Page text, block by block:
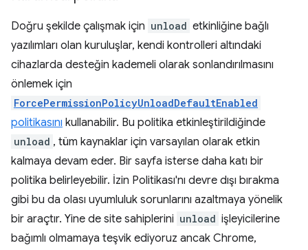
Doğru şekilde çalışmak için unload etkinliğine bağlı
yazılımları olan kuruluşlar, kendi kontrolleri altındaki
cihazlarda desteğin kademeli olarak sonlandırılmasını
önlemek için
ForcePermissionPolicyUnloadDefaultEnabled
politikasını kullanabilir. Bu politika etkinleştirildiğinde
unload , tüm kaynaklar için varsayılan olarak etkin
kalmaya devam eder. Bir sayfa isterse daha katı bir
politika belirleyebilir. İzin Politikası'nı devre dışı bırakma
gibi bu da olası uyumluluk sorunlarını azaltmaya yönelik
bir araçtır. Yine de site sahiplerini unload işleyicilerine
bağımlı olmamaya teşvik ediyoruz ancak Chrome,